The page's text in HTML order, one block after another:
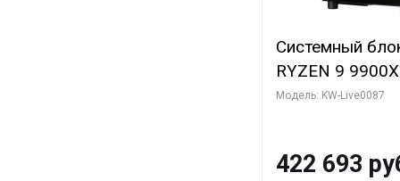
Системный
RYZEN 9
ОЗУ/ ASUS
Модель: KW-Live0087
422 693